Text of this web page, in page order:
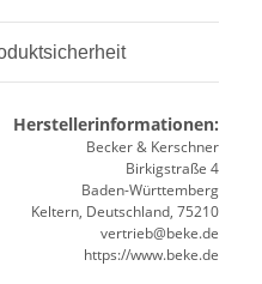
Herstellerinformationen:
Becker & Kerschner
Birkigstraße 4
Baden-Württemberg
Keltern, Deutschland, 75210
vertrieb@beke.de
https://www.beke.de